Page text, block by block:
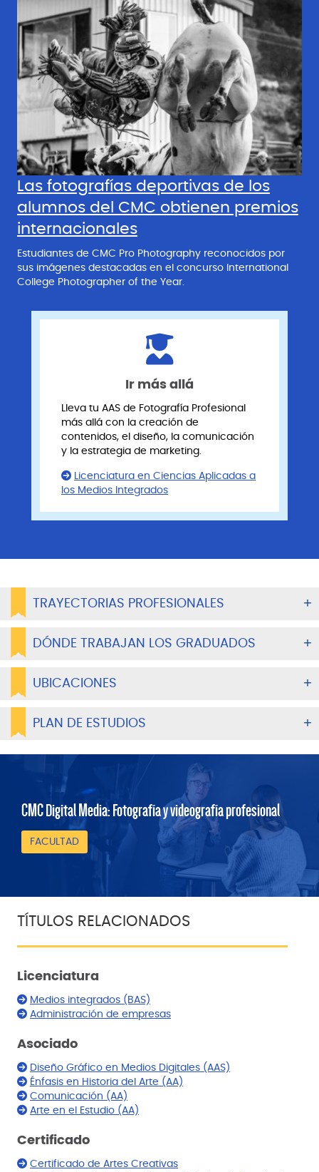
Las fotografías deportivas de los
alumnos del CMC obtienen premios
internacionales
Estudiantes de CMC Pro Photography reconocidos por
sus imágenes destacadas en el concurso International
College Photographer of the Year.
Ir más allá
Lleva tu AAS de Fotografía Profesional
más allá con la creación de
contenidos, el diseño, la comunicación
y la estrategia de marketing.
Licenciatura en Ciencias Aplicadas a
los Medios Integrados
TRAYECTORIAS PROFESIONALES
DÓNDE TRABAJAN LOS GRADUADOS
UBICACIONES
PLAN DE ESTUDIOS
CMC Digital Media: Fotografía y videografía profesional
FACULTAD
TÍTULOS RELACIONADOS
Licenciatura
Medios integrados (BAS)
Administración de empresas
Asociado
Diseño Gráfico en Medios Digitales (AAS)
Énfasis en Historia del Arte (AA)
Comunicación (AA)
Arte en el Estudio (AA)
Certificado
Certificado de Artes Creativas